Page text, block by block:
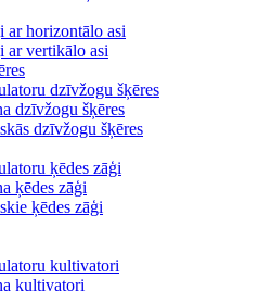
ar horizontālo asi
ar vertikālo asi
dzīvžogu šķēres
dzīvžogu šķēres
dzīvžogu šķēres
ķēdes zāģi
ķēdes zāģi
ķēdes zāģi
kultivatori
kultivatori